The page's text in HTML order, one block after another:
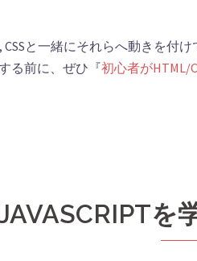
CSSと一緒にそれらへ動きを付
る前に、ぜひ『初心者がHTML/
を